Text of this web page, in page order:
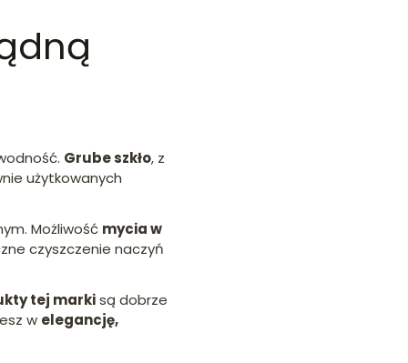
Grube szkło, z
użytkowanych
Możliwość mycia w
czyszczenie naczyń
tej markisą dobrze
w elegancję,